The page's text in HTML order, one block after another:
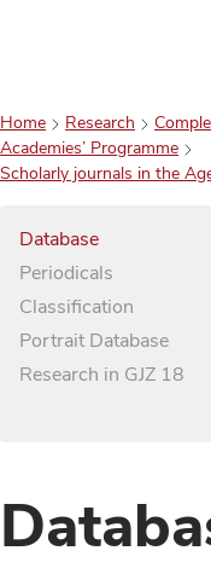
Home Research
Academies’ Programme
Scholarly journals in the
Database
Periodicals
Classification
Portrait Database
Research in GJZ 18